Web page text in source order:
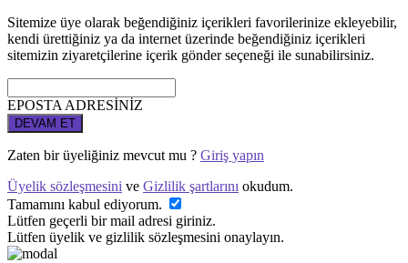
Sitemize üye olarak beğendiğiniz içerikleri favorilerinize ekleyebilir,
kendi ürettiğiniz ya da internet üzerinde beğendiğiniz içerikleri
sitemizin ziyaretçilerine içerik gönder seçeneği ile sunabilirsiniz.
EPOSTA ADRESİNİZ
DEVAM ET
Zaten bir üyeliğiniz mevcut mu ? Giriş yapın
Üyelik sözleşmesini ve Gizlilik şartlarını okudum.
Tamamını kabul ediyorum.
Lütfen geçerli bir mail adresi giriniz.
Lütfen üyelik ve gizlilik sözleşmesini onaylayın.